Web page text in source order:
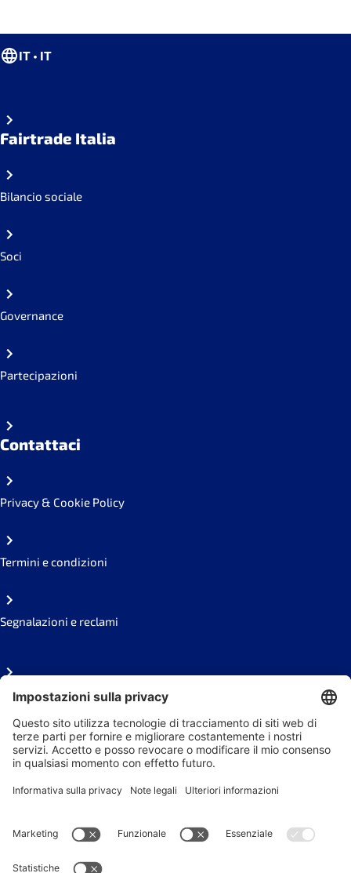
IT • IT
Fairtrade Italia
Bilancio sociale
Soci
Governance
Partecipazioni
Contattaci
Privacy & Cookie Policy
Termini e condizioni
Segnalazioni e reclami
FAQ
Area stampa
Seguici sui social